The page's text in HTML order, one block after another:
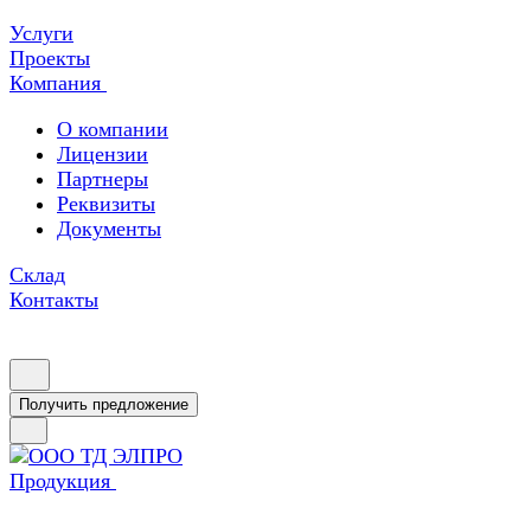
Услуги
Проекты
Компания
О компании
Лицензии
Партнеры
Реквизиты
Документы
Склад
Контакты
Получить предложение
Продукция